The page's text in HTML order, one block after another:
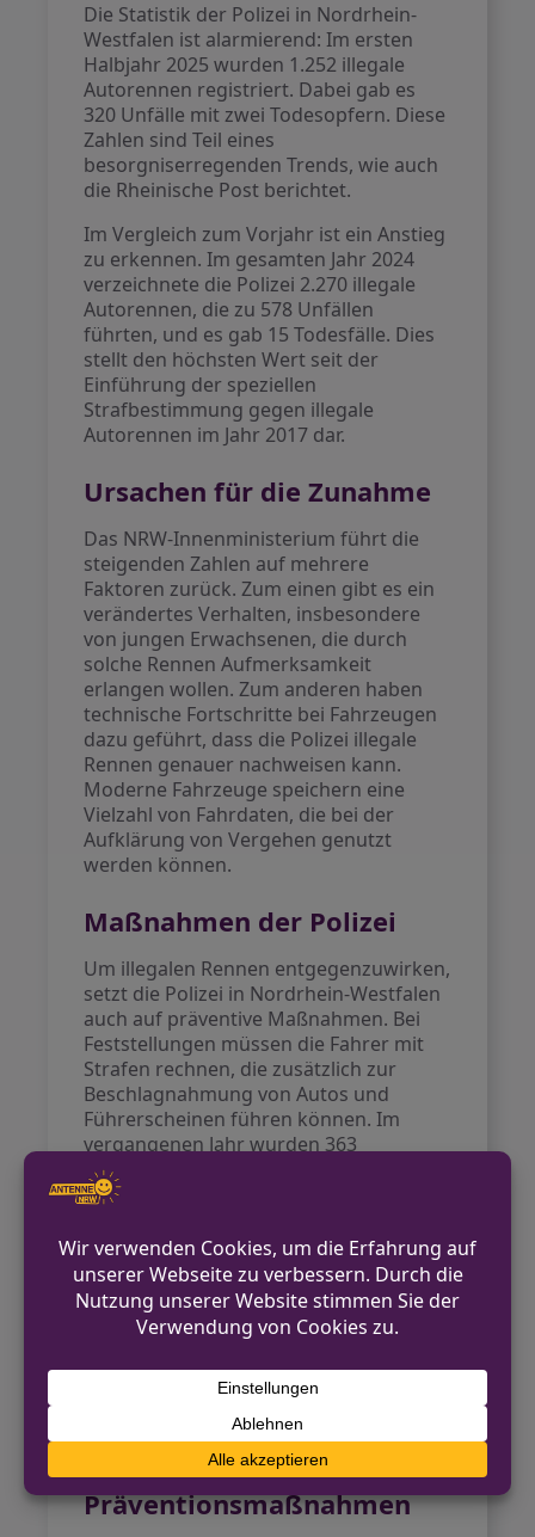
Die Statistik der Polizei in Nordrhein-
Westfalen ist alarmierend: Im ersten
Halbjahr 2025 wurden 1.252 illegale
Autorennen registriert. Dabei gab es
320 Unfälle mit zwei Todesopfern. Diese
Zahlen sind Teil eines
besorgniserregenden Trends, wie auch
die Rheinische Post berichtet.
Im Vergleich zum Vorjahr ist ein Anstieg
zu erkennen. Im gesamten Jahr 2024
verzeichnete die Polizei 2.270 illegale
Autorennen, die zu 578 Unfällen
führten, und es gab 15 Todesfälle. Dies
stellt den höchsten Wert seit der
Einführung der speziellen
Strafbestimmung gegen illegale
Autorennen im Jahr 2017 dar.
Ursachen für die Zunahme
Das NRW-Innenministerium führt die
steigenden Zahlen auf mehrere
Faktoren zurück. Zum einen gibt es ein
verändertes Verhalten, insbesondere
von jungen Erwachsenen, die durch
solche Rennen Aufmerksamkeit
erlangen wollen. Zum anderen haben
technische Fortschritte bei Fahrzeugen
dazu geführt, dass die Polizei illegale
Rennen genauer nachweisen kann.
Moderne Fahrzeuge speichern eine
Vielzahl von Fahrdaten, die bei der
Aufklärung von Vergehen genutzt
werden können.
Maßnahmen der Polizei
Um illegalen Rennen entgegenzuwirken,
setzt die Polizei in Nordrhein-Westfalen
auch auf präventive Maßnahmen. Bei
Feststellungen müssen die Fahrer mit
Strafen rechnen, die zusätzlich zur
Beschlagnahmung von Autos und
Führerscheinen führen können. Im
vergangenen Jahr wurden 363
Fahrzeuge und ebenso viele
Führerscheine sichergestellt.
Des Weiteren werden präventive
Aufklärungsprogramme wie „Crash
Kurs NRW“ in Schulen angeboten, um
junge Menschen über die Gefahren
illegaler Autorennen zu informieren.
Bislang haben mehr als eine Million
Schüler an diesem Programm
Kritik an
Präventionsmaßnahmen